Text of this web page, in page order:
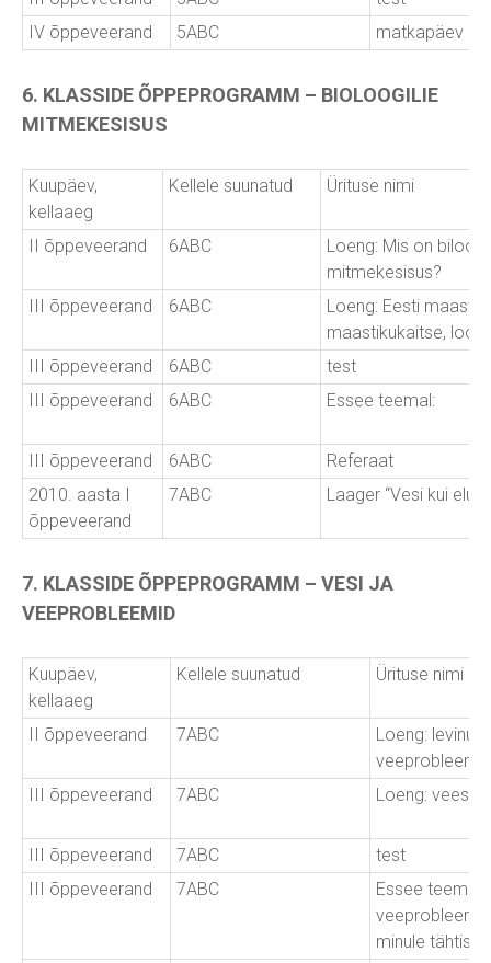
IV õppeveerand
5ABC matkapäev
6. KLASSIDE ÕPPEPROGRAMM – BIOLOOGILIE
MITMEKESISUS
Kuupäev,
kellaaeg
Kellele suunatud Ürituse nimi
II õppeveerand 6ABC
Loeng: Mis on
mitmekesisus?
III õppeveerand
6ABC
Loeng: Eesti
maastikukaitse,
III õppeveerand
6ABC
test
III õppeveerand
6ABC Essee teemal:
III õppeveerand 6ABC
Referaat
2010. aasta I
õppeveerand
7ABC Laager “Vesi kui
7. KLASSIDE ÕPPEPROGRAMM – VESI JA
VEEPROBLEEMID
Kuupäev,
kellaaeg
Kellele suunatud Ürituse nimi
II õppeveerand 7ABC
Loeng:
III õppeveerand
7ABC Loeng: veest
III õppeveerand 7ABC
test
III õppeveerand
7ABC
Essee teemal:
veeprobleem
minule tähtis